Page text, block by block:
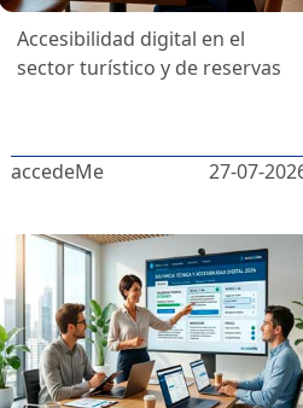
Accesibilidad digital en el
sector turístico y de reservas
accedeMe 27-07-